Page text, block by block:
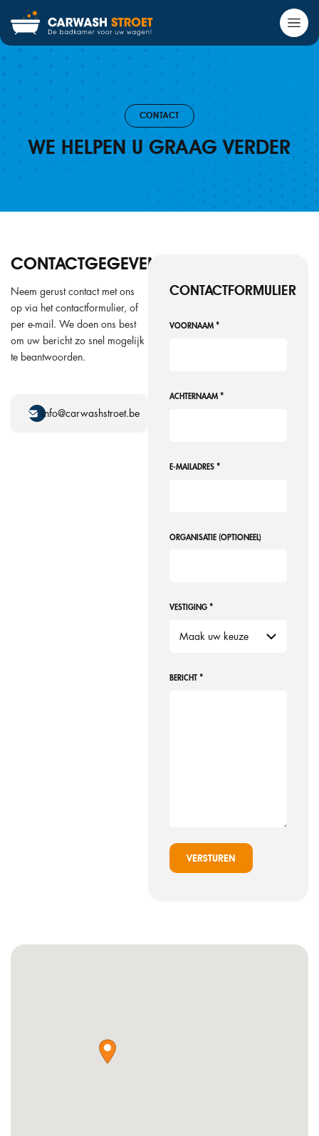
CONTACT
WE HELPEN U GRAAG VERDER
CONTACTGEGEVENS
Neem gerust contact met ons
op via het contactformulier, of
per e-mail. We doen ons best
om uw bericht zo snel mogelijk
te beantwoorden.
info@carwashstroet.be
CONTACTFORMULIER
VOORNAAM *
ACHTERNAAM *
E-MAILADRES *
ORGANISATIE (OPTIONEEL)
VESTIGING *
BERICHT *